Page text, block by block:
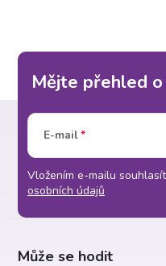
Mějte přehled
E-mail
Vložením e-mailu
osobních údajů
Může se hodit